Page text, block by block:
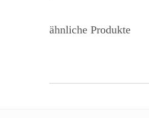
ähnliche Produkte